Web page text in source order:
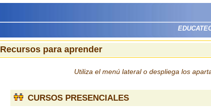
Recursos para aprender
Utiliza el menú lateral o despliega los
CURSOS PRESENCIALES